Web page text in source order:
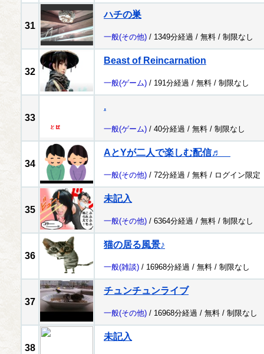
31
ハチの巣
一般(その他) / 1349分経過 / 無料 / 制限なし
32
Beast of Reincarnation
一般(ゲーム) / 191分経過 / 無料 / 制限なし
33
.
一般(ゲーム) / 40分経過 / 無料 / 制限なし
34
AとYが二人で楽しむ配信♬
一般(その他) / 72分経過 / 無料 / ログイン限定
35
未記入
一般(その他) / 6364分経過 / 無料 / 制限なし
36
猫の居る風景♪
一般(雑談) / 16968分経過 / 無料 / 制限なし
37
チュンチュンライブ
一般(その他) / 16968分経過 / 無料 / 制限なし
38
未記入